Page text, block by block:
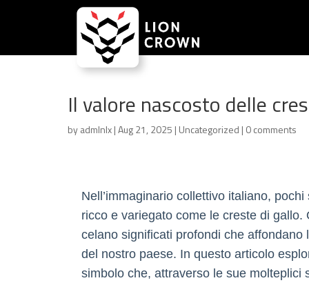
Il valore nascosto delle
byadmlnlx|Aug 21, 2025 | Uncategorized | 0 comments
Nell’immaginario collettivo italiano,
ricco e variegato come le creste di
celano significati profondi che
del nostro paese. In questo articolo
simbolo che, attraverso le sue molteplici